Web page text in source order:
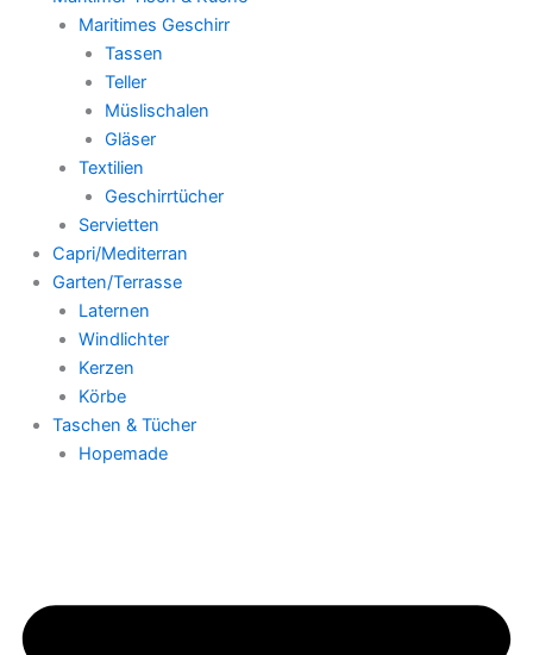
Maritimes Geschirr
Tassen
Teller
Müslischalen
Gläser
Textilien
Geschirrtücher
Servietten
Capri/Mediterran
Garten/Terrasse
Laternen
Windlichter
Kerzen
Körbe
Taschen & Tücher
Hopemade